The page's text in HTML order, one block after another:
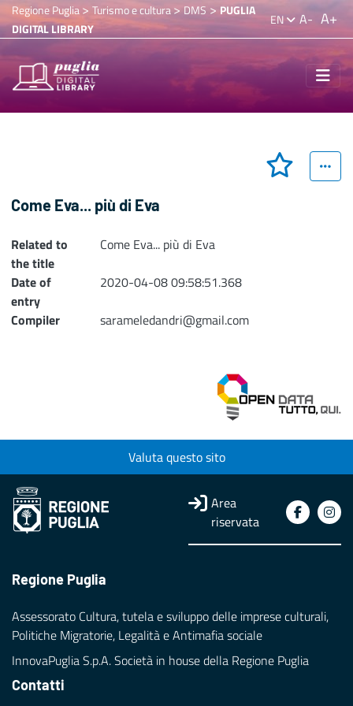
Regione Puglia> Turismo e cultura>DMS > PUGLIA
DIGITAL LIBRARY
EN A- A+
Come Eva... più di Eva
Related to
the title
Come Eva... più di Eva
Date of
entry
2020-04-08 09:58:51.368
Compiler
sarameledandri@gmail.com
Valuta questo sito
Area
riservata
Regione Puglia
Assessorato Cultura, tutela e sviluppo delle imprese culturali,
Politiche Migratorie, Legalità e Antimafia sociale
InnovaPuglia S.p.A. Società in house della Regione Puglia
Contatti